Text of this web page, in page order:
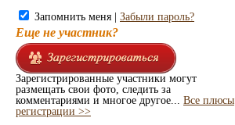
Запомнить меня | Забыли пароль?
Еще не участник?
Зарегистрированные участники могут
размещать свои фото, следить за
комментариями и многое другое... Все плюсы
регистрации >>